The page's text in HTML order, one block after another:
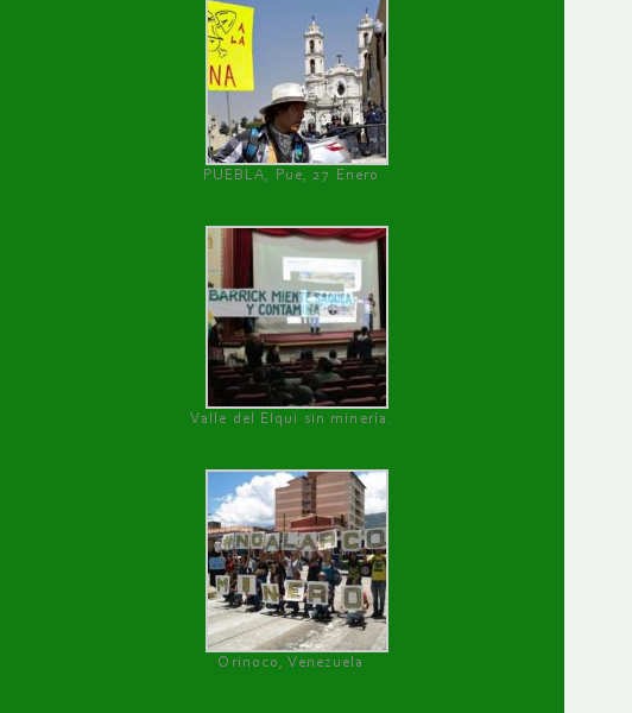
PUEBLA, Pue, 27 Enero
Valle del Elqui sin minería.
Orinoco, Venezuela